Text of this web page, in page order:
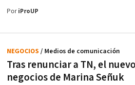
PoriProUP
Tras renunciar a TN, el
negocios de Marina Señuk
NEGOCIOS / Medios de comunicación